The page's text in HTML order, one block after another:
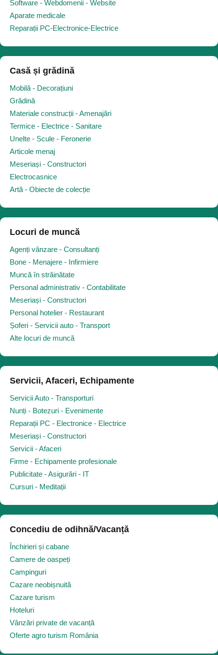
Software - Webdomenii - Website
Aparate medicale
Reparații PC-Electronice-Electrice
Casă și grădină
Mobilă - Decorațiuni
Grădină
Materiale construcții - Amenajări
Termice - Electrice - Sanitare
Unelte - Scule - Feronerie
Articole menaj
Meseriași - Constructori
Electrocasnice
Artă - Obiecte de colecție
Locuri de muncă
Agenți vânzare - Consultanți
Bone - Menajere - Infirmiere
Muncă în străinătate
Personal administrativ - Contabilitate
Meseriași - Constructori
Personal hotelier - Restaurant
Șoferi - Servicii auto - Transport
Alte locuri de muncă
Servicii, Afaceri, Echipamente
Servicii Auto - Transporturi
Nunți - Botezuri - Evenimente
Reparații PC - Electronice - Electrice
Meseriași - Constructori
Servicii - Afaceri
Firme - Echipamente profesionale
Publicitate - Asigurări - IT
Cursuri - Meditații
Concediu de odihnă/Vacanță
Închirieri și cabane
Camere de oaspeți
Campinguri
Cazare neobișnuită
Cazare turism
Hoteluri
Vânzări private de vacanță
Oferte agro turism România